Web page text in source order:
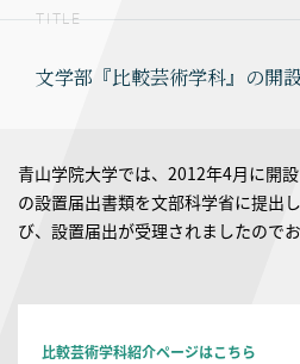
TITLE
文学部『比較芸術学科』の開
青山学院大学では、2012年4月に開
の設置届出書類を文部科学省に提出
び、設置届出が受理されましたので
比較芸術学科紹介ページはこちら